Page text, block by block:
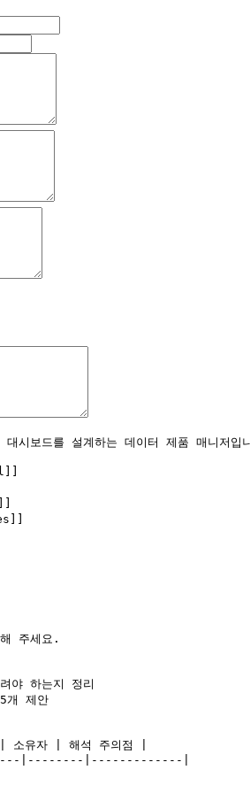
시보드를 설계하는 데이터 제품 매니저
주세요.
야 하는지 정리
개 제안
유자 | 해석 주의점 |
|--------|-------------|